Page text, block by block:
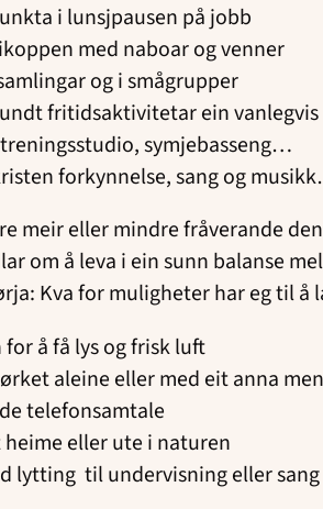
i lunsjpausen på jobb
med naboar og venner
og i smågrupper
fritidsaktivitetar ein vanlegvis
symjebasseng…
forkynnelse, sang og
meir eller mindre fråverande
om å leva i ein sunn balanse
Kva for muligheter har eg til å
å få lys og frisk luft
aleine eller med eit anna
telefonsamtale
eller ute i naturen
lytting til undervisning eller